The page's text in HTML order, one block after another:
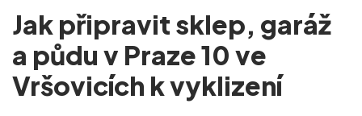
Jak připravit sklep, garáž
a půdu v Praze 10 ve
Vršovicích k vyklizení